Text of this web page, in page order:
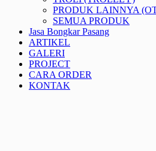
PRODUK LAINNYA
SEMUA PRODUK
Jasa Bongkar Pasang
ARTIKEL
GALERI
PROJECT
CARA ORDER
KONTAK